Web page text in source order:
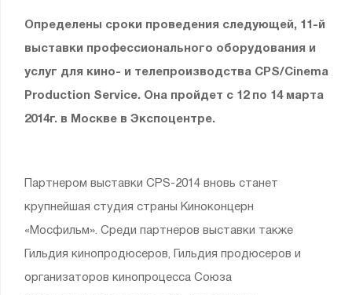
Определены сроки проведения следующей, 11-й
выставки профессионального оборудования и
услуг для кино- и телепроизводства CPS/Cinema
Production Service. Она пройдет с 12 по 14 марта
2014г. в Москве в Экспоцентре.
Партнером выставки CPS-2014 вновь станет
крупнейшая студия страны Киноконцерн
«Мосфильм». Среди партнеров выставки также
Гильдия кинопродюсеров, Гильдия продюсеров и
организаторов кинопроцесса Союза